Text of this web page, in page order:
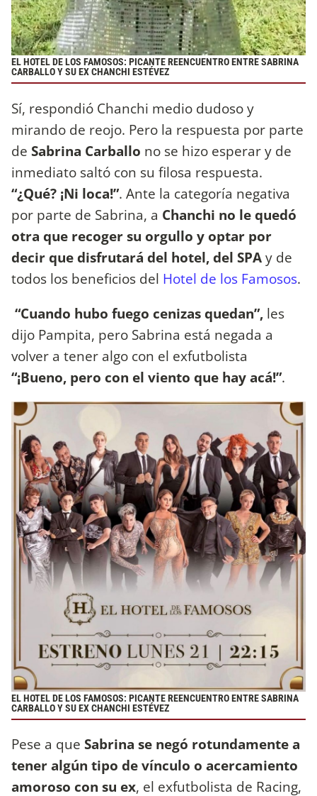
EL HOTEL DE LOS FAMOSOS: PICANTE REENCUENTRO ENTRE SABRINA
CARBALLO Y SU EX CHANCHI ESTÉVEZ
Sí, respondió Chanchi medio dudoso y
mirando de reojo. Pero la respuesta por parte
de Sabrina Carballo no se hizo esperar y de
inmediato saltó con su filosa respuesta.
“¿Qué? ¡Ni loca!”. Ante la categoría negativa
por parte de Sabrina, a Chanchi no le quedó
otra que recoger su orgullo y optar por
decir que disfrutará del hotel, del SPAy de
todos los beneficios del Hotel de los Famosos.
“Cuando hubo fuego cenizas quedan”, les
dijo Pampita, pero Sabrina está negada a
volver a tener algo con el exfutbolista
“¡Bueno, pero con el viento que hay acá!”.
EL HOTEL DE LOS FAMOSOS: PICANTE REENCUENTRO ENTRE SABRINA
CARBALLO Y SU EX CHANCHI ESTÉVEZ
Pese a que Sabrina se negó rotundamente a
tener algún tipo de vínculo o acercamiento
amoroso con su ex, el exfutbolista de Racing,